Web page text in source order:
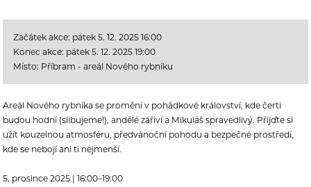
Začátek akce: pátek 5. 12. 2025 16:00
Konec akce: pátek 5. 12. 2025 19:00
Místo: Příbram - areál Nového rybníku
Areál Nového rybníka se promění v pohádkové království, kde čerti
budou hodní (slibujeme!), andělé zářiví a Mikuláš spravedlivý. Přijďte si
užít kouzelnou atmosféru, předvánoční pohodu a bezpečné prostředí,
kde se nebojí ani ti nejmenší.
5. prosince 2025 | 16:00–19:00